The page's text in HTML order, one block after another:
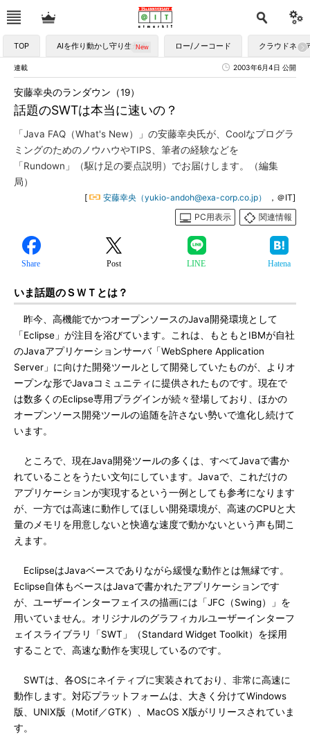
TOP AIを作り動かし守り生かす ロー/ノーコード クラウドネイ
連載 2003年6月4日 公開
話題のSWTは本当に速いの？
安藤幸央のランダウン（19）
「Java FAQ（What's New）」の安藤幸央氏が、Coolなプログラ
ミングのためのノウハウやTIPS、筆者の経験などを
「Rundown」（駆け足の要点説明）でお届けします。（編集
局）
[ 安藤幸央（yukio-andoh@exa-corp.co.jp）
，＠IT]
PC用表示
関連情報
Share Post LINE Hatena
いま話題のＳＷＴとは？
昨今、高機能でかつオープンソースのJava開発環境として
「Eclipse」が注目を浴びています。これは、もともとIBMが自社
のJavaアプリケーションサーバ「WebSphere Application
Server」に向けた開発ツールとして開発していたものが、よりオ
ープンな形でJavaコミュニティに提供されたものです。現在で
は数多くのEclipse専用プラグインが続々登場しており、ほかの
オープンソース開発ツールの追随を許さない勢いで進化し続けて
います。
ところで、現在Java開発ツールの多くは、すべてJavaで書か
れていることをうたい文句にしています。Javaで、これだけの
アプリケーションが実現するという一例としても参考になります
が、一方では高速に動作してほしい開発環境が、高速のCPUと大
量のメモリを用意しないと快適な速度で動かないという声も聞こ
えます。
EclipseはJavaベースでありながら緩慢な動作とは無縁です。
Eclipse自体もベースはJavaで書かれたアプリケーションです
が、ユーザーインターフェイスの描画には「JFC（Swing）」を
用いていません。オリジナルのグラフィカルユーザーインターフ
ェイスライブラリ「SWT」（Standard Widget Toolkit）を採用
することで、高速な動作を実現しているのです。
SWTは、各OSにネイティブに実装されており、非常に高速に
動作します。対応プラットフォームは、大きく分けてWindows
版、UNIX版（Motif／GTK）、MacOS X版がリリースされていま
す。